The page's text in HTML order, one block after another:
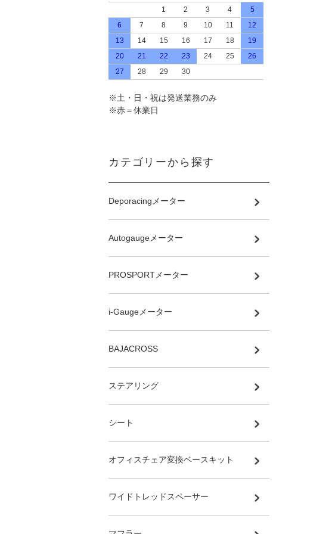
1
2 3 4
5
6
7 8 9 10 11
12
13
14 15 16 17 18
19
20
21 22 23 24 25
26
27
28 29 30
※土・日・祝は発送業務のみ
※赤＝休業日
カテゴリーから探す
Deporacingメーター
Autogaugeメーター
PROSPORTメーター
i-Gaugeメーター
BAJACROSS
ステアリング
シート
オフィスチェア変換ベースキット
ワイドトレッドスペーサー